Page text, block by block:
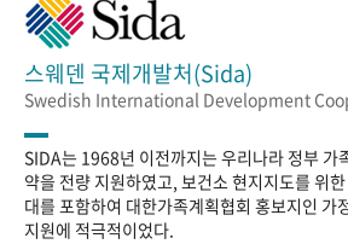
정책과 연구 키워드로 보는 연구 역사
간행물 변천사
기록물 아카이브
사진 아카이브 문서 기록물 행정박물
스웨덴 국제개발처(Sida)
Swedish International Development
SIDA는 1968년 이전까지는 우리나라 정부 가
약을 전량 지원하였고, 보건소 현지지도를 위
대를 포함하여 대한가족계획협회 홍보지인 가
지원에 적극적이었다.